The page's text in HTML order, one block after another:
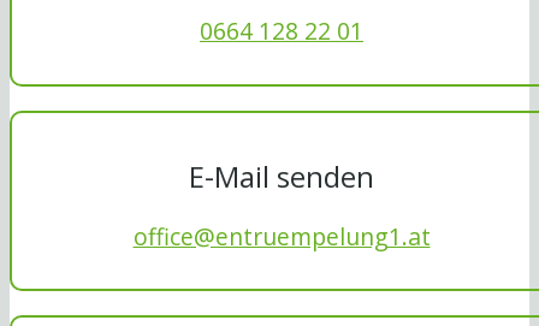
0664 128 22 01
E-Mail senden
office@entruempelung1.at